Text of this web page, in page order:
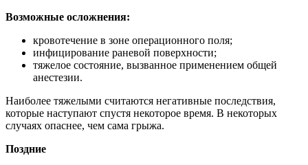
Возможные осложнения:
кровотечение в зоне операционного поля;
инфицирование раневой поверхности;
тяжелое состояние, вызванное применением общей
анестезии.
Наиболее тяжелыми считаются негативные последствия,
которые наступают спустя некоторое время. В некоторых
случаях опаснее, чем сама грыжа.
Поздние